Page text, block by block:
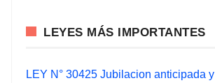
LEYES MÁS IMPORTANTES
LEY N° 30425 Jubilacion anticipada y